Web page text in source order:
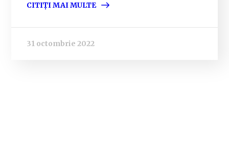
CITIȚI MAI MULTE
31 octombrie 2022